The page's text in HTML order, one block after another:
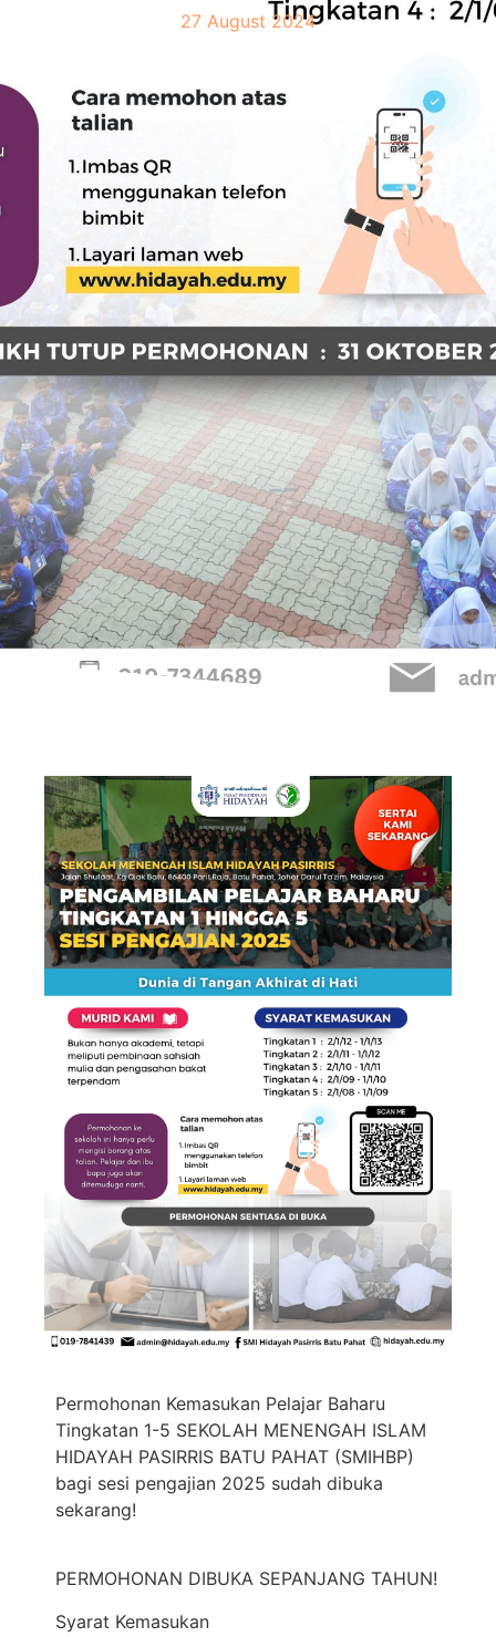
27 August 2024
Permohonan Kemasukan Pelajar Baharu
Tingkatan 1-5 SEKOLAH MENENGAH ISLAM
HIDAYAH PASIRRIS BATU PAHAT (SMIHBP)
bagi sesi pengajian 2025 sudah dibuka
sekarang!
PERMOHONAN DIBUKA SEPANJANG TAHUN!
Syarat Kemasukan